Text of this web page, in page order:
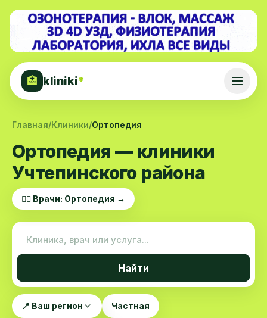
🏥 kliniki*
Главная/Клиники/Ортопедия
Ортопедия — клиники
Учтепинского района
👨‍⚕️ Врачи: Ортопедия →
Найти
📍 Ваш регион Частная